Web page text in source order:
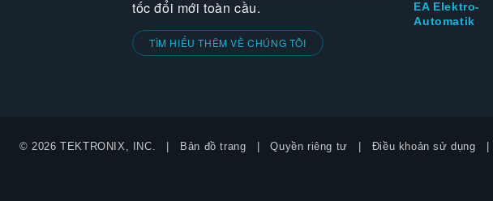
tốc đổi mới toàn cầu.
TÌM HIỂU THÊM VỀ CHÚNG TÔI
EA Elektro-
Automatik
© 2026 TEKTRONIX, INC. Bản đồ trang Quyền riêng tư Điều khoản sử dụng